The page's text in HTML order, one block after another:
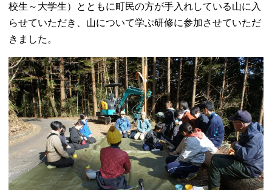
校生～大学生）とともに町民の方が手入れしている山に入
らせていただき、山について学ぶ研修に参加させていただ
きました。